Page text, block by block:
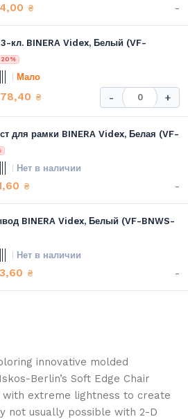
₴ -
кл. BINERA Videx, Белый (VF-
Мало
₴ - +
для рамки BINERA Videx, Белая (VF-
Нет в наличии
₴ -
BINERA Videx, Белый (VF-BNWS-
Нет в наличии
₴ -
innovative molded
Berlin’s Soft Edge Chair
extreme lightness to create
not usually possible with 2-D